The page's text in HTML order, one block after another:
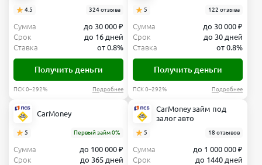
4.5 324 отзыва
Сумма
до 30 000 ₽
Срок
до 16 дней
Ставка
от 0.8%
Получить деньги
ПСК 0–292% Подробнее
5 122 отзыва
Сумма
до 30 000 ₽
Срок
до 30 дней
Ставка
от 0.8%
Получить деньги
ПСК 0–292% Подробнее
CarMoney
5 Первый займ 0%
Сумма
до 100 000 ₽
Срок
до 365 дней
CarMoney займ под
залог авто
5 18 отзывов
Сумма
до 1 000 000 ₽
Срок
до 1440 дней